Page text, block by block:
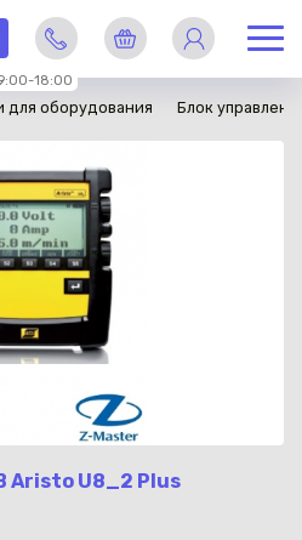
18:00
для оборудования Блок
Aristo U8_2 Plus